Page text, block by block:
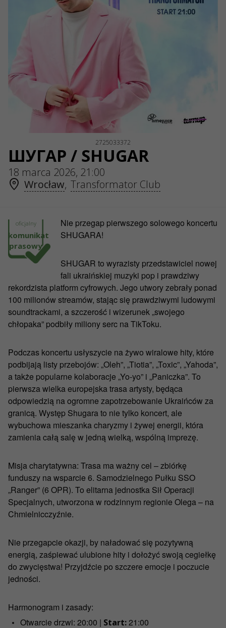
Numer KRS 0000987419
REGON: 522850125
ul. GĘSIA, 8/205, KRAKÓW, kod 31-535
Dostawa i płatność
O NAS
Organizatoram
Logo na plakaty i do mediów
Oferta publiczna
2725033372
ШУГАР / SHUGAR
18 marca 2026, 21:00
Wrocław, Transformator Club
oficjalny
komunikat
prasowy
Nie przegap pierwszego solowego koncertu
SHUGARA!
SHUGAR to wyrazisty przedstawiciel nowej
fali ukraińskiej muzyki pop i prawdziwy
rekordzista platform cyfrowych. Jego utwory zebrały ponad
100 milionów streamów, stając się prawdziwymi ludowymi
soundtrackami, a szczerość i wizerunek „swojego
chłopaka” podbiły miliony serc na TikToku.
Podczas koncertu usłyszycie na żywo wiralowe hity, które
podbijają listy przebojów: „Oleh”, „Tiotia”, „Toxic”, „Yahoda”,
a także popularne kolaboracje „Yo-yo” i „Paniczka”. To
pierwsza wielka europejska trasa artysty, będąca
odpowiedzią na ogromne zapotrzebowanie Ukraińców za
granicą. Występ Shugara to nie tylko koncert, ale
wybuchowa mieszanka charyzmy i żywej energii, która
zamienia całą salę w jedną wielką, wspólną imprezę.
Misja charytatywna: Trasa ma ważny cel – zbiórkę
funduszy na wsparcie 6. Samodzielnego Pułku SSO
„Ranger” (6 OPR). To elitarna jednostka Sił Operacji
Specjalnych, utworzona w rodzinnym regionie Olega – na
Chmielnicczyźnie.
Nie przegapcie okazji, by naładować się pozytywną
energią, zaśpiewać ulubione hity i dołożyć swoją cegiełkę
do zwycięstwa! Przyjdźcie po szczere emocje i poczucie
jedności.
Harmonogram i zasady:
Otwarcie drzwi: 20:00 | Start:21:00